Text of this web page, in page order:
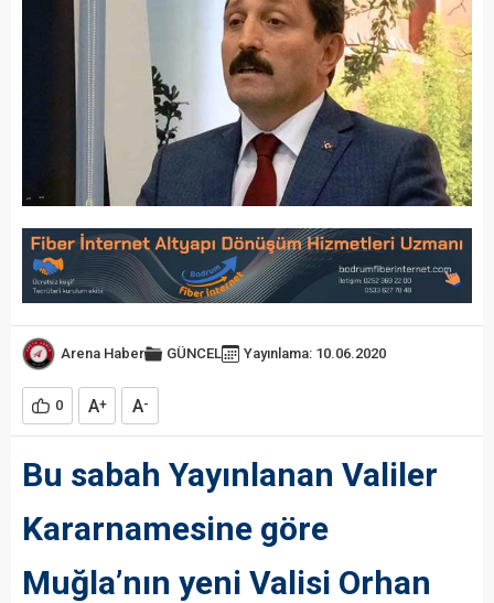
Arena Haber GÜNCEL Yayınlama: 10.06.2020
0 A+ A-
Bu sabah Yayınlanan Valiler
Kararnamesine göre
Muğla’nın yeni Valisi Orhan